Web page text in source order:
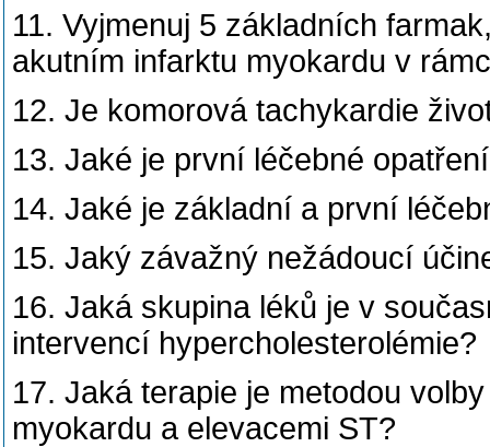
11. Vyjmenuj 5 základních
akutním infarktu myokardu v
12. Je komorová tachykardie
13. Jaké je první léčebné
14. Jaké je základní a první
15. Jaký závažný nežádoucí
16. Jaká skupina léků je v
intervencí hypercholesterolémie?
17. Jaká terapie je metodou
myokardu a elevacemi ST?